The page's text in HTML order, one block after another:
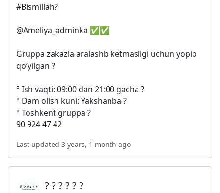
#Bismillah?
@Ameliya_adminka ✅✅
Gruppa zakazla aralashb ketmasligi uchun yopib
qoʻyilgan ?
° Ish vaqti: 09:00 dan 21:00 gacha ?
° Dam olish kuni: Yakshanba ?
° Toshkent gruppa ?
90 924 47 42
Last updated 3 years, 1 month ago
? ? ? ? ? ?